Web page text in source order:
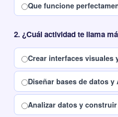
Que funcione
2. ¿Cuál actividad te llama
Crear interfaces visuales
Diseñar bases de datos y
Analizar datos y